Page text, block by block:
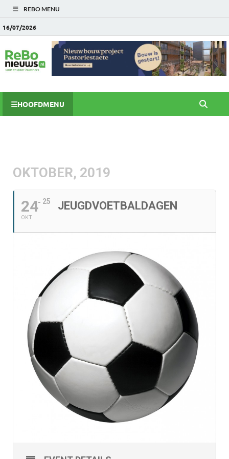
REBO MENU
16/07/2026
HOOFDMENU
OKTOBER, 2019
24
OKT
25 JEUGDVOETBALDAGEN